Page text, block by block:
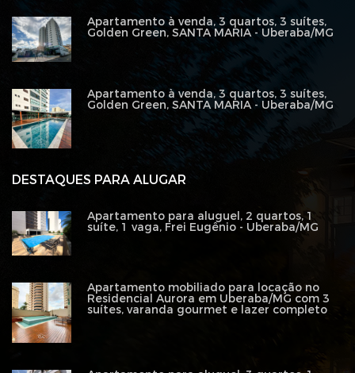
DESTAQUES PARA ALUGAR
Apartamento para aluguel, 2 quartos, 1
suíte, 1 vaga, Frei Eugênio - Uberaba/MG
Apartamento mobiliado para locação no
Residencial Aurora em Uberaba/MG com 3
suítes, varanda gourmet e lazer completo
Apartamento à venda, 3 quartos, 3 suítes,
Golden Green, SANTA MARIA - Uberaba/MG
Apartamento à venda, 3 quartos, 3 suítes,
Golden Green, SANTA MARIA - Uberaba/MG